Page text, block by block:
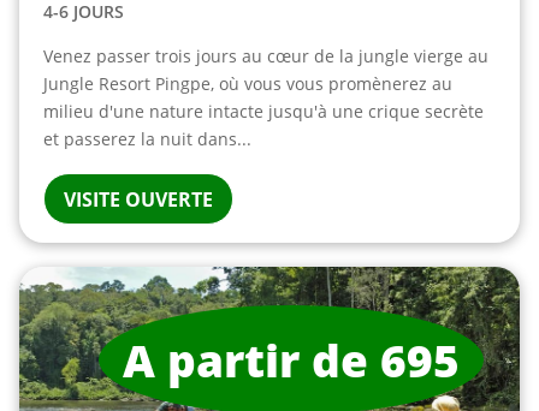
4-6 JOURS
Venez passer trois jours au cœur de la jungle vierge au
Jungle Resort Pingpe, où vous vous promènerez au
milieu d'une nature intacte jusqu'à une crique secrète
et passerez la nuit dans...
VISITE OUVERTE
A partir de 695